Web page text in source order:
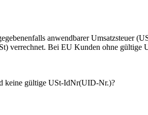
anwendbarer Umsatzsteuer
Bei EU Kunden ohne gültige
keine gültige USt-IdNr(UID-Nr.)?